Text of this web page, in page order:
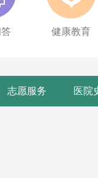
健康教育
志愿服务 医院